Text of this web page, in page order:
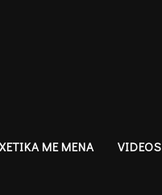
ΜΕ ΜΕΝΑ VIDEOS